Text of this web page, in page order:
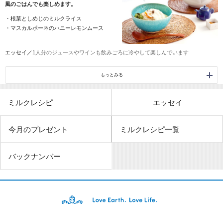
風のごはんでも楽しめます。
・ 根菜としめじのミルクライス
・ マスカルポーネのハニーレモンムース
エッセイ／ 1人分のジュースやワインも飲みごろに冷やして楽しんでいます
もっとみる
ミルクレシピ エッセイ
今月のプレゼント ミルクレシピ一覧
バックナンバー